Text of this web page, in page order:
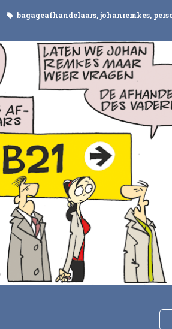
bagageafhandelaars,johanremkes,